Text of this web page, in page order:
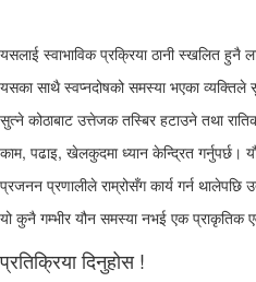
यसलाई स्वाभाविक प्रक्रिया ठानी स्खलित हुनै
यसका साथै स्वप्नदोषको समस्या भएका व्यक्तिले
सुत्ने कोठाबाट उत्तेजक तस्बिर हटाउने तथा
काम, पढाइ, खेलकुदमा ध्यान केन्द्रित गर्नुपर्छ।
प्रजनन प्रणालीले राम्रोसँग कार्य गर्न
यो कुनै गम्भीर यौन समस्या नभई एक प्राकृतिक
प्रतिक्रिया दिनुहोस !